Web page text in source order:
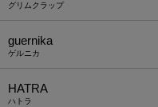
グリムクラップ
guernika
ゲルニカ
HATRA
ハトラ